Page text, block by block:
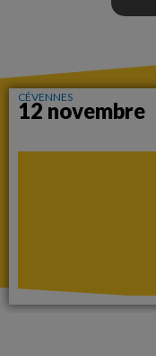
CÉVENNES
12 novembre